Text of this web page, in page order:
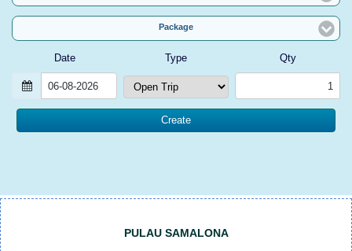
Package
Date Type Qty
PULAU SAMALONA